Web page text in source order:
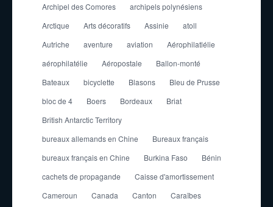
Archipel des Comores
archipels polynésiens
Arctique
Arts décoratifs Assinie
atoll
Autriche
aventure aviation
Aérophilatlélie
aérophilatélie
Aéropostale
Ballon-monté
Bateaux
bicyclette Blasons
Bleu de Prusse
bloc de 4
Boers Bordeaux
Briat
British Antarctic Territory
bureaux allemands en Chine
Bureaux français
bureaux français en Chine
Burkina Faso
Bénin
cachets de propagande
Caisse d'amortissement
Cameroun
Canada Canton
Caraïbes